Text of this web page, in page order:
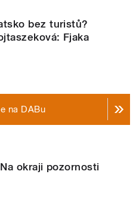
bez turistů?
Fjaka
na DABu
okraji pozornosti